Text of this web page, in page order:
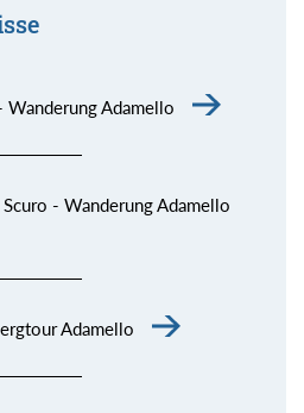
Wanderung Adamello
- Wanderung Adamello
Adamello